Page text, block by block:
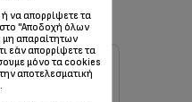
να απορρίψετε τα
"Αποδοχή όλων
απαραίτητων
εάν απορρίψετε τα
μόνο τα cookies
αποτελεσματική